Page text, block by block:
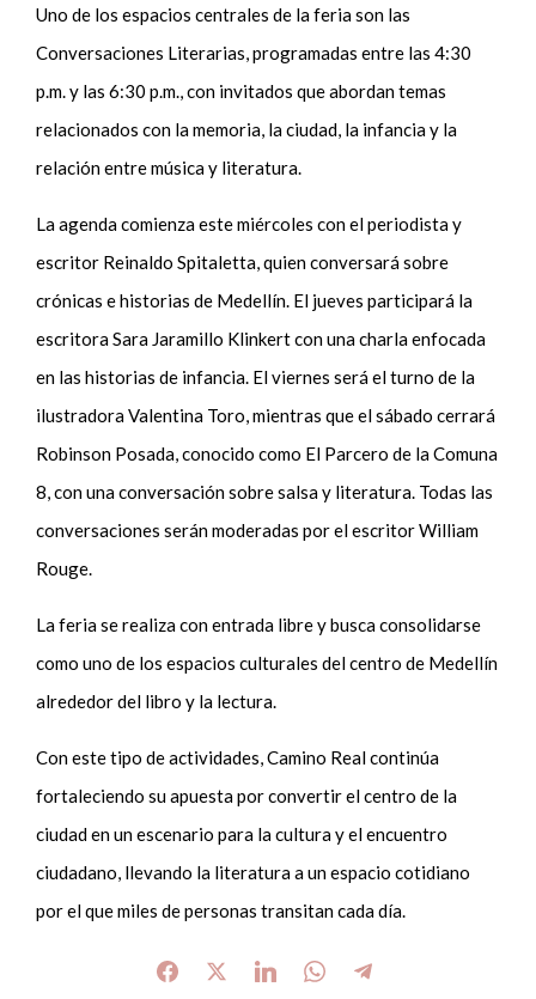
Uno de los espacios centrales de la feria son las
Conversaciones Literarias, programadas entre las 4:30
p.m. y las 6:30 p.m., con invitados que abordan temas
relacionados con la memoria, la ciudad, la infancia y la
relación entre música y literatura.
La agenda comienza este miércoles con el periodista y
escritor Reinaldo Spitaletta, quien conversará sobre
crónicas e historias de Medellín. El jueves participará la
escritora Sara Jaramillo Klinkert con una charla enfocada
en las historias de infancia. El viernes será el turno de la
ilustradora Valentina Toro, mientras que el sábado cerrará
Robinson Posada, conocido como El Parcero de la Comuna
8, con una conversación sobre salsa y literatura. Todas las
conversaciones serán moderadas por el escritor William
Rouge.
La feria se realiza con entrada libre y busca consolidarse
como uno de los espacios culturales del centro de Medellín
alrededor del libro y la lectura.
Con este tipo de actividades, Camino Real continúa
fortaleciendo su apuesta por convertir el centro de la
ciudad en un escenario para la cultura y el encuentro
ciudadano, llevando la literatura a un espacio cotidiano
por el que miles de personas transitan cada día.